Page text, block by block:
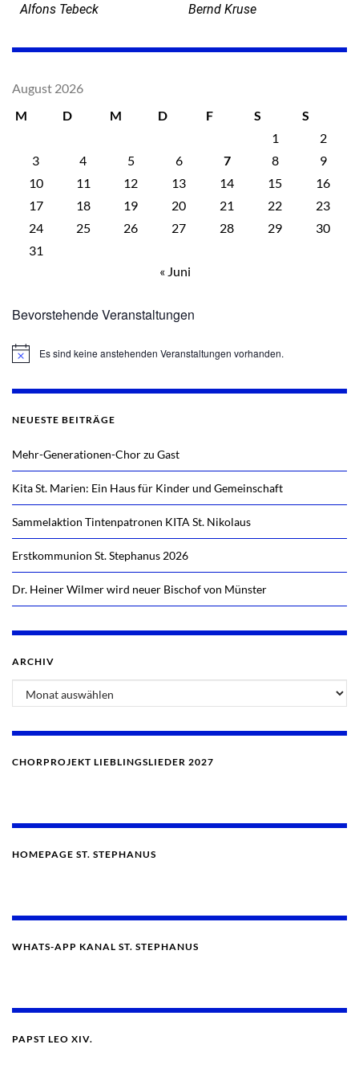
Alfons Tebeck Bernd Kruse
August 2026
M
D M D F S
S
1
2
3
4 5 6 7 8
9
10
11 12 13 14 15
16
17
18 19 20 21 22
23
24
25 26 27 28 29
30
31
« Juni
Bevorstehende Veranstaltungen
HinweisEs sind keine anstehenden Veranstaltungen vorhanden.
NEUESTE BEITRÄGE
Mehr-Generationen-Chor zu Gast
Kita St. Marien: Ein Haus für Kinder und Gemeinschaft
Sammelaktion Tintenpatronen KITA St. Nikolaus
Erstkommunion St. Stephanus 2026
Dr. Heiner Wilmer wird neuer Bischof von Münster
ARCHIV
CHORPROJEKT LIEBLINGSLIEDER 2027
HOMEPAGE ST. STEPHANUS
WHATS-APP KANAL ST. STEPHANUS
PAPST LEO XIV.